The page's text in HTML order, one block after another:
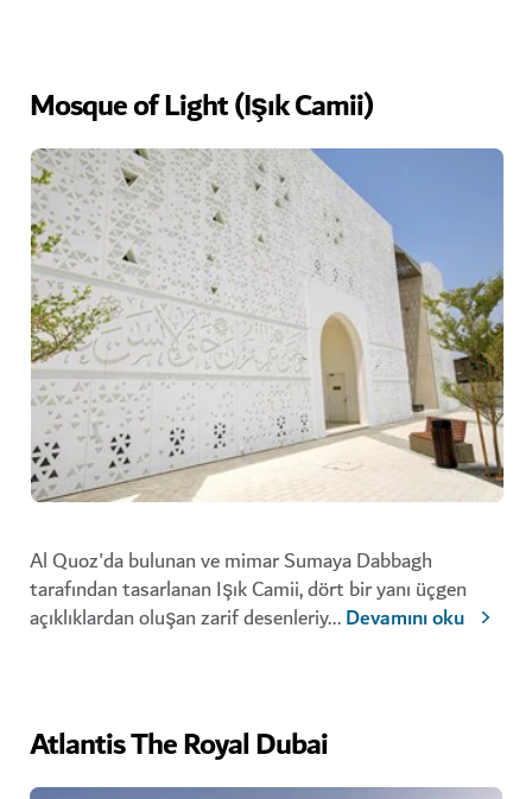
Mosque of Light (Işık Camii)
Al Quoz'da bulunan ve mimar Sumaya Dabbagh
tarafından tasarlanan Işık Camii, dört bir yanı üçgen
açıklıklardan oluşan zarif desenleriy...Devamını oku
Atlantis The Royal Dubai